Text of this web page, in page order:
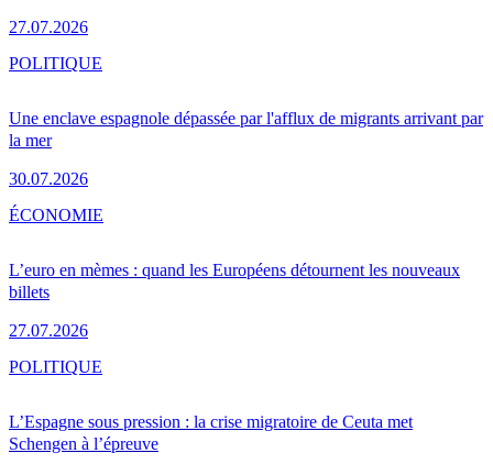
27.07.2026
Une enclave espagnole dépassée par l'afflux de migrants arrivant par
la mer
30.07.2026
POLITIQUE
L’euro en mèmes : quand les Européens détournent les nouveaux
billets
27.07.2026
ÉCONOMIE
L’Espagne sous pression : la crise migratoire de Ceuta met
Schengen à l’épreuve
POLITIQUE